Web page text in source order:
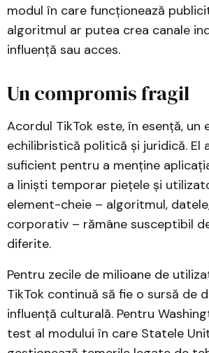
modul în care funcționează
algoritmul ar putea crea canale
influență sau acces.
Un compromis fragil
Acordul TikTok este, în esență, un
echilibristică politică și juridică. El
suficient pentru a menține
a liniști temporar piețele și
element-cheie – algoritmul,
corporativ – rămâne susceptibil
diferite.
Pentru zecile de milioane de
TikTok continuă să fie o sursă de
influență culturală. Pentru
test al modului în care Statele